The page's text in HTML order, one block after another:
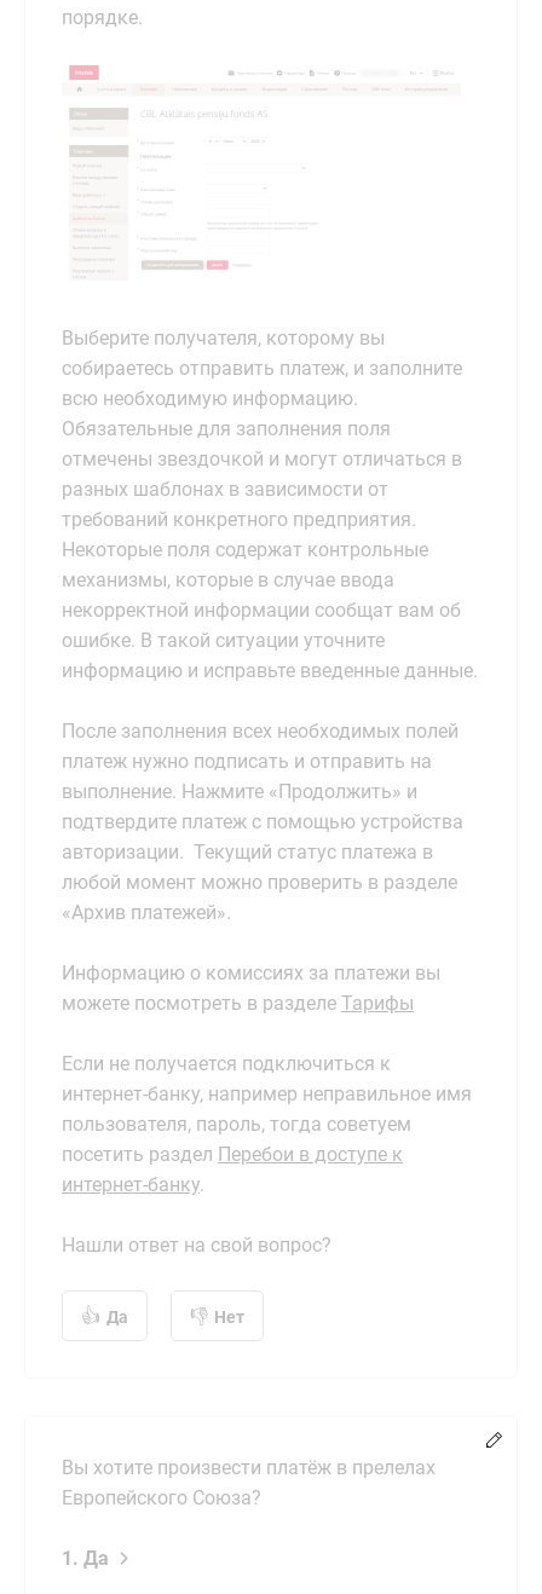
порядке.
Выберите получателя, которому вы
собираетесь отправить платеж, и заполните
всю необходимую информацию.
Обязательные для заполнения поля
отмечены звездочкой и могут отличаться в
разных шаблонах в зависимости от
требований конкретного предприятия.
Некоторые поля содержат контрольные
механизмы, которые в случае ввода
некорректной информации сообщат вам об
ошибке. В такой ситуации уточните
информацию и исправьте введенные данные.
После заполнения всех необходимых полей
платеж нужно подписать и отправить на
выполнение. Нажмите «Продолжить» и
подтвердите платеж с помощью устройства
авторизации. Текущий статус платежа в
любой момент можно проверить в разделе
«Архив платежей».
Информацию о комиссиях за платежи вы
можете посмотреть в разделе Тарифы
Если не получается подключиться к
интернет-банку, например неправильное имя
пользователя, пароль, тогда советуем
посетить раздел Перебои в доступе к
интернет-банку.
Нашли ответ на свой вопрос?
Да Нет
Вы хотите произвести платёж в прелелах
Европейского Союза?
1. Да